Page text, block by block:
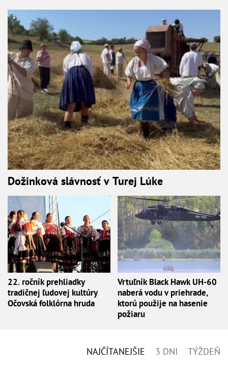
Dožinková slávnosť v Turej Lúke
22. ročník prehliadky
tradičnej ľudovej kultúry
Očovská folklórna hruda
Vrtuľník Black Hawk UH-60
naberá vodu v priehrade,
ktorú použije na hasenie
požiaru
NAJČÍTANEJŠIE 3 DNI TÝŽDEŇ